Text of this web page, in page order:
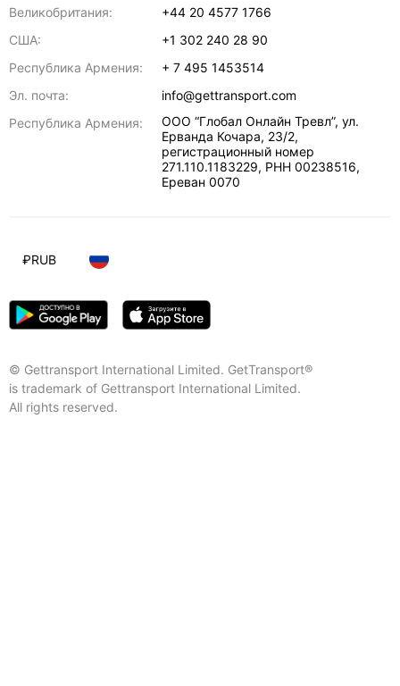
Великобритания:
+44 20 4577 1766
США:
+1 302 240 28 90
Республика Армения:
+ 7 495 1453514
Эл. почта:
info@gettransport.com
Республика Армения:
ООО “Глобал Онлайн Тревл”, ул.
Ерванда Кочара, 23/2,
регистрационный номер
271.110.1183229, РНН 00238516,
Ереван 0070
© Gettransport International Limited. GetTransport®
is trademark of Gettransport International Limited.
All rights reserved.
₽RUB